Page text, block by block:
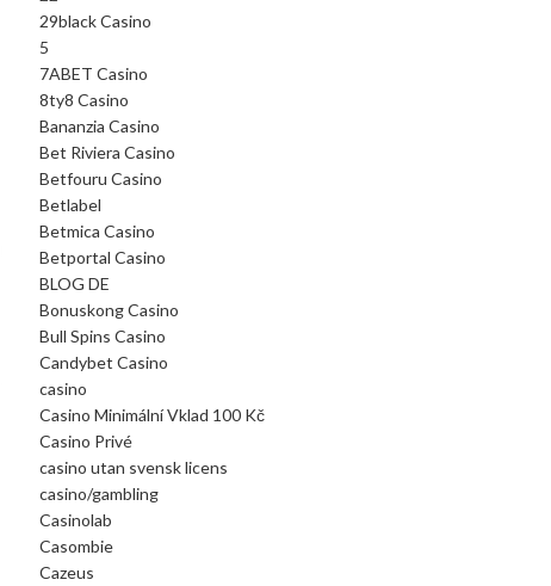
29black Casino
5
7ABET Casino
8ty8 Casino
Bananzia Casino
Bet Riviera Casino
Betfouru Casino
Betlabel
Betmica Casino
Betportal Casino
BLOG DE
Bonuskong Casino
Bull Spins Casino
Candybet Casino
casino
Casino Minimální Vklad 100 Kč
Casino Privé
casino utan svensk licens
casino/gambling
Casinolab
Casombie
Cazeus